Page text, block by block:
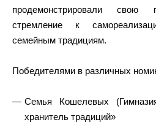
продемонстрировали свою
стремление к
семейным традициям.
Победителями в различных
Семья Кошелевых
хранитель традиций»